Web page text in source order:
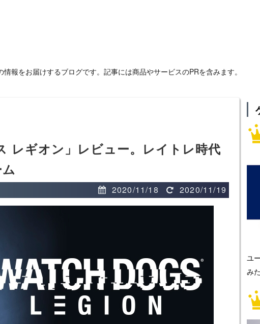
報をお届けするブログです。記事には商品やサービスのPRを含みます。
レギオン」レビュー。レイトレ時代
2020/11/18 2020/11/19
ユ
み